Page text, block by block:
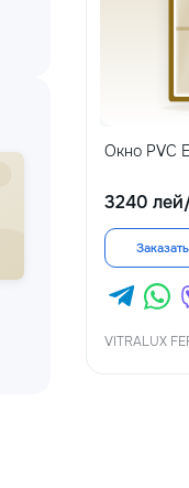
Окно PVC
3240
VITRALUX